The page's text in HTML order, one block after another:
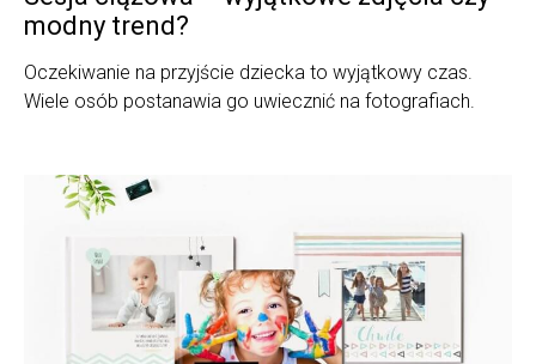
modny trend?
Oczekiwanie na przyjście dziecka to wyjątkowy czas.
Wiele osób postanawia go uwiecznić na fotografiach.